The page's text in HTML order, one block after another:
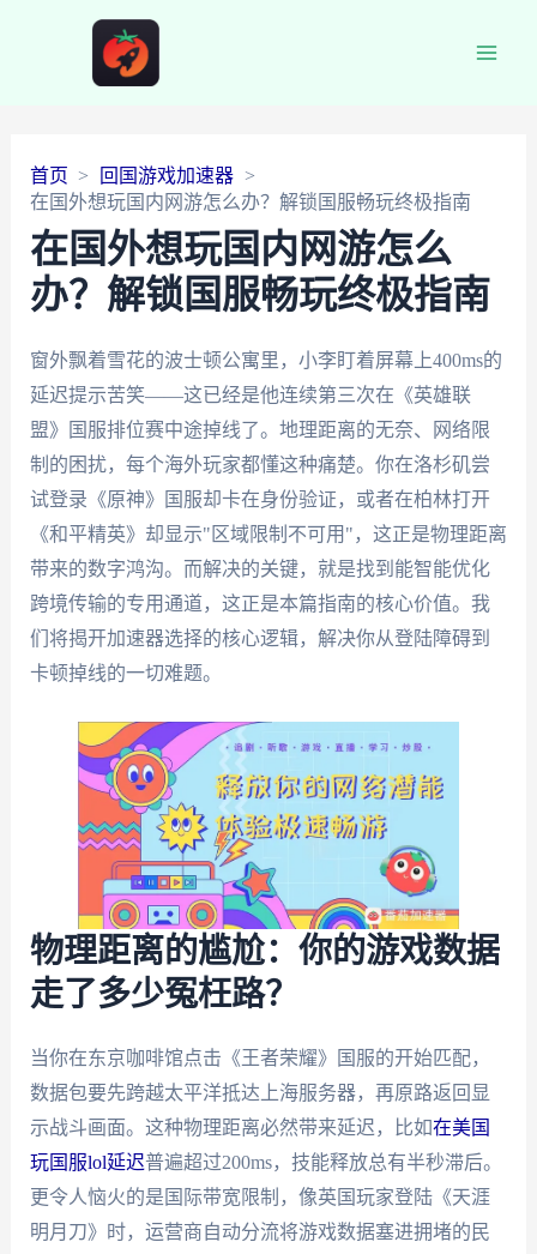
首页
回国游戏加速器
在国外想玩国内网游怎么办？解锁国服畅玩终极指南
在国外想玩国内网游怎么
办？解锁国服畅玩终极指南
窗外飘着雪花的波士顿公寓里，小李盯着屏幕上400ms的
延迟提示苦笑——这已经是他连续第三次在《英雄联
盟》国服排位赛中途掉线了。地理距离的无奈、网络限
制的困扰，每个海外玩家都懂这种痛楚。你在洛杉矶尝
试登录《原神》国服却卡在身份验证，或者在柏林打开
《和平精英》却显示"区域限制不可用"，这正是物理距离
带来的数字鸿沟。而解决的关键，就是找到能智能优化
跨境传输的专用通道，这正是本篇指南的核心价值。我
们将揭开加速器选择的核心逻辑，解决你从登陆障碍到
卡顿掉线的一切难题。
物理距离的尴尬：你的游戏数据
走了多少冤枉路？
当你在东京咖啡馆点击《王者荣耀》国服的开始匹配，
数据包要先跨越太平洋抵达上海服务器，再原路返回显
示战斗画面。这种物理距离必然带来延迟，比如在美国
玩国服lol延迟普遍超过200ms，技能释放总有半秒滞后。
更令人恼火的是国际带宽限制，像英国玩家登陆《天涯
明月刀》时，运营商自动分流将游戏数据塞进拥堵的民